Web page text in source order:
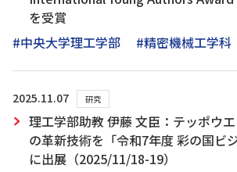
を受賞
#中央大学理工学部
#精密機械工学科
2025.11.07 研究
理工学部助教 伊藤 文臣：テッポウ
の革新技術を「令和7年度 彩の国ビ
に出展（2025/11/18-19）